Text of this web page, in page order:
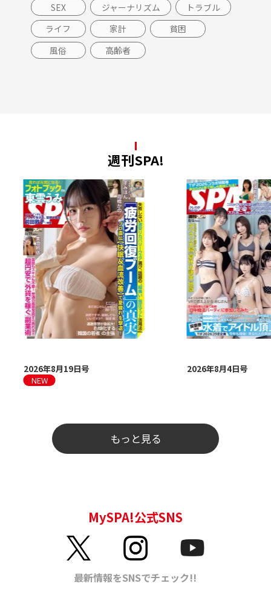
SEX ジャーナリズム
トラブル
ライフ
家計
貧困
風俗
高齢者
週刊SPA!
2026年8月19日号 2026年8月4日号
もっと見る